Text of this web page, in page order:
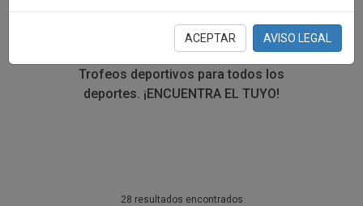
ACEPTAR AVISO LEGAL
En esta sección encontrarás una gran variedad de
trofeos deportivos. Define tu búsqueda mediante los
filtros por deporte, material y precio del trofeo.
Trofeos deportivos para todos los
deportes. ¡ENCUENTRA EL TUYO!
28 resultados encontrados